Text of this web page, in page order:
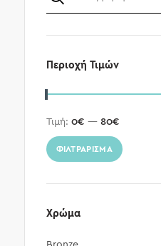
Περιοχή Τιμών
ΦΙΛΤΡΆΡΙΣΜΑ
Τιμή: 0€ — 80€
Χρώμα